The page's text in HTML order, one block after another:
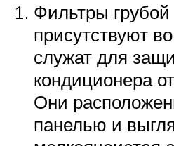
Фильтры
присутствуют
служат для
кондиционера
Они
панелью и